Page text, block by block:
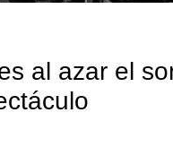
al azar el